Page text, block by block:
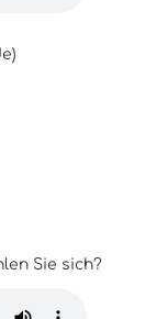
Sie sich?